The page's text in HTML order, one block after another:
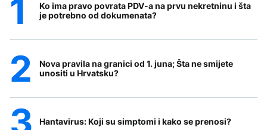
Ko ima pravo povrata PDV-a na prvu nekretninu i šta
je potrebno od dokumenata?
Nova pravila na granici od 1. juna; Šta ne smijete
unositi u Hrvatsku?
Hantavirus: Koji su simptomi i kako se prenosi?